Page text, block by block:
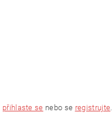
přihlaste se nebo se registrujte.